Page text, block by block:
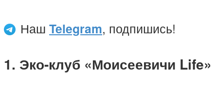
Наш Telegram, подпишись!
Эко-клуб «Моисеевичи Life»